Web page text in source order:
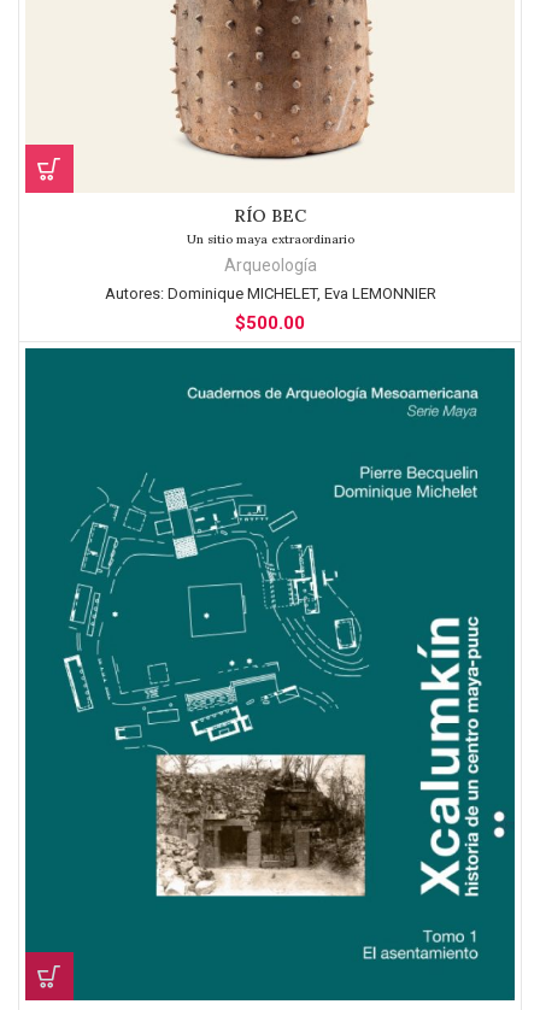
RÍO BEC
Un sitio maya extraordinario
Arqueología
Autores:Dominique MICHELET, Eva LEMONNIER
$500.00